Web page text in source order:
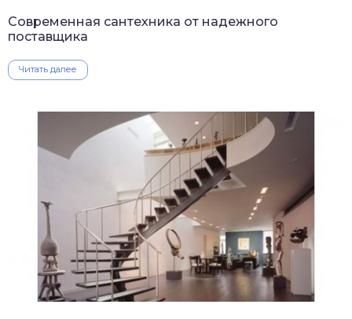
Современная сантехника от надежного
поставщика
Читать далее